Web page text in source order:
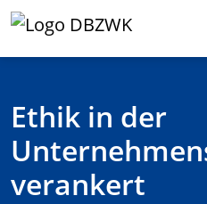
Ethik in der
verankert